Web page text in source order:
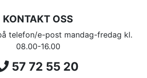
KONTAKT OSS
telefon/e-post mandag-fredag kl.
08.00-16.00
57 72 55 20